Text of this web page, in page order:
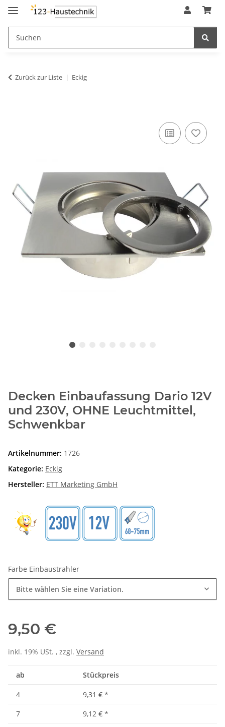
Zurück zur Liste Eckig
Decken Einbaufassung Dario 12V
und 230V, OHNE Leuchtmittel,
Schwenkbar
Artikelnummer: 1726
Kategorie: Eckig
Hersteller: ETT Marketing GmbH
Farbe Einbaustrahler
Bitte wählen Sie eine Variation.
9,50 €
inkl. 19% USt. , zzgl. Versand
ab Stückpreis
4 9,31 € *
7
9,12 € *